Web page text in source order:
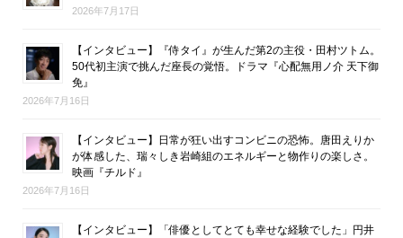
2026年7月17日
【インタビュー】『侍タイ』が生んだ第2の主役・田村ツトム。
50代初主演で挑んだ座長の覚悟。ドラマ『心配無用ノ介 天下御
免』
2026年7月16日
【インタビュー】日常が狂い出すコンビニの恐怖。唐田えりか
が体感した、瑞々しき岩崎組のエネルギーと物作りの楽しさ。
映画『チルド』
2026年7月16日
【インタビュー】「俳優としてとても幸せな経験でした」円井